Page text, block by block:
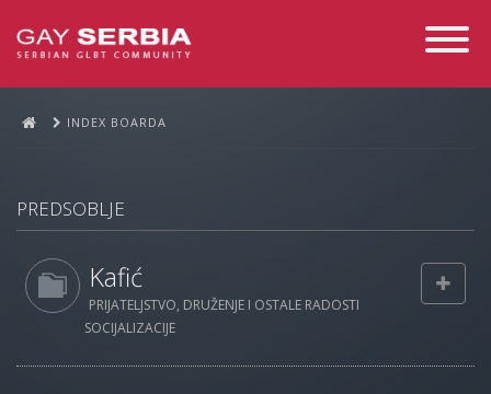
Toggle
INDEX BOARDA
PREDSOBLJE
Kafić
PRIJATELJSTVO, DRUŽENJE I OSTALE RADOSTI
SOCIJALIZACIJE